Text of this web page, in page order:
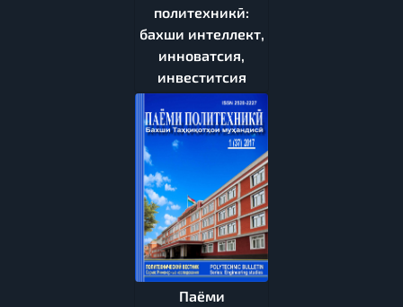
политехникӣ:
бахши интеллект,
инноватсия,
инвеститсия
Паёми